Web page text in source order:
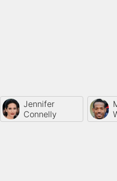
Jennifer
Connelly